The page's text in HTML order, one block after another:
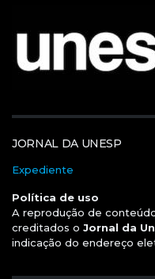
JORNAL DA UNESP
Expediente
Política de uso
A reprodução de
creditados o Jornal da
indicação do endereço